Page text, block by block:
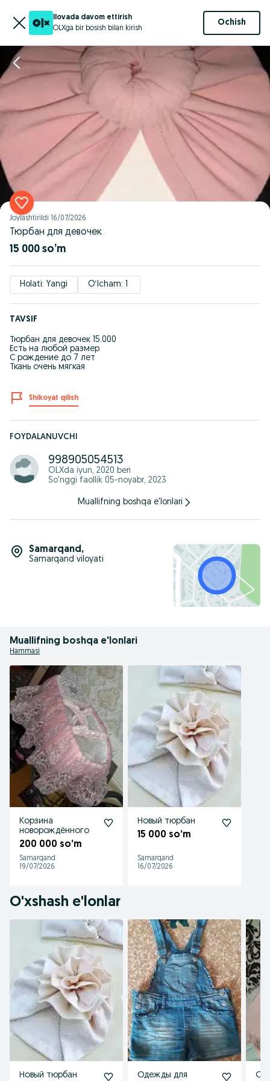
Ilovada davom ettirish
OLXga bir bosish bilan kirish
Ochish
Joylashtirildi 16/07/2026
Тюрбан для девочек
15 000 so’m
Holati: Yangi O‘lcham: 1
TAVSIF
Тюрбан для девочек 15.000
Есть на любой размер
С рождение до 7 лет
Ткань очень мягкая
Shikoyat qilish
FOYDALANUVCHI
998905054513
OLXda iyun, 2020 beri
So'nggi faollik 05-noyabr, 2023
Muallifning boshqa e'lonlari
Samarqand ,
Samarqand viloyati
Muallifning boshqa e'lonlari
Hammasi
Корзина
новорождённого
200 000 so’m
Samarqand
19/07/2026
Новый тюрбан
15 000 so’m
Samarqand
16/07/2026
O'xshash e'lonlar
Новый тюрбан
Одежды для